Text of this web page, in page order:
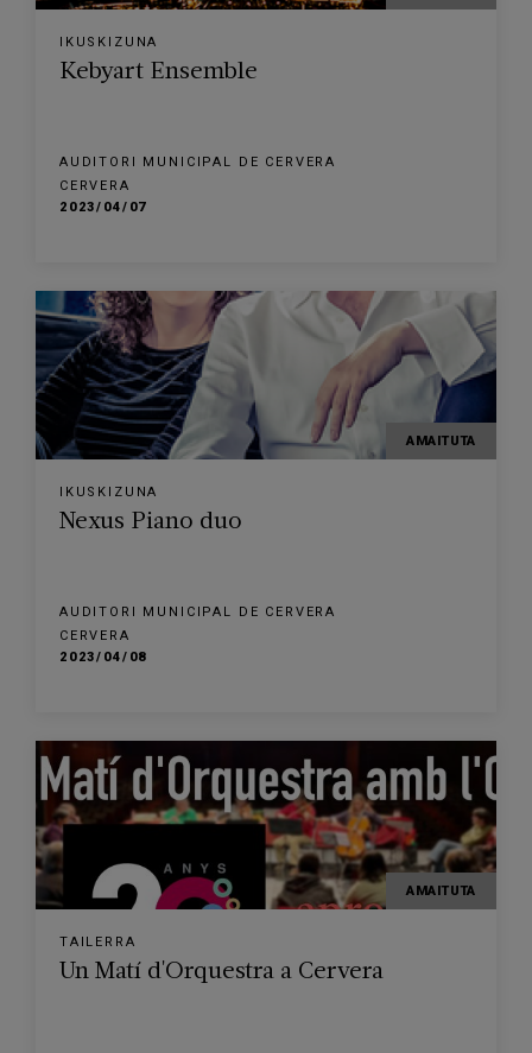
IKUSKIZUNA
Kebyart Ensemble
AUDITORI MUNICIPAL DE CERVERA
CERVERA
2023/04/07
AMAITUTA
IKUSKIZUNA
Nexus Piano duo
AUDITORI MUNICIPAL DE CERVERA
CERVERA
2023/04/08
AMAITUTA
TAILERRA
Un Matí d'Orquestra a Cervera